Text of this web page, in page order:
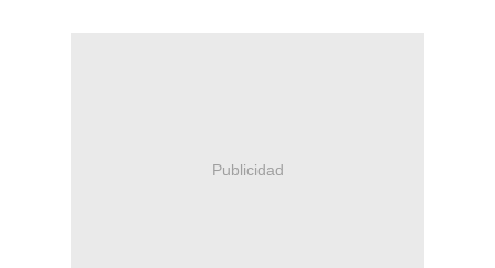
Publicidad